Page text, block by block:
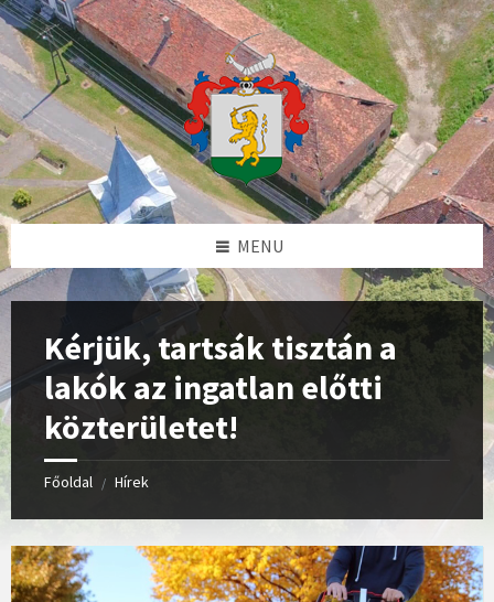
Skip
to
content
Skip
to
left
sidebar
Skip
to
right
sidebar
Skip
to
footer
MENU
Kérjük, tartsák tisztán a
lakók az ingatlan előtti
közterületet!
Főoldal / Hírek